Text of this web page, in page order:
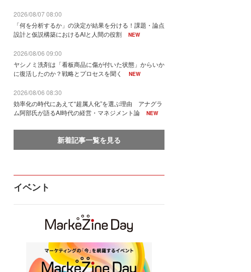
2026/08/07 08:00
「何を分析するか」の決定が結果を分ける！課題・論点
設計と仮説構築におけるAIと人間の役割
NEW
2026/08/06 09:00
ヤシノミ洗剤は「看板商品に傷が付いた状態」からいか
に復活したのか？戦略とプロセスを聞く
NEW
2026/08/06 08:30
効率化の時代にあえて“超属人化”を選ぶ理由 アナグラ
ム阿部氏が語るAI時代の経営・マネジメント論
NEW
新着記事一覧を見る
イベント